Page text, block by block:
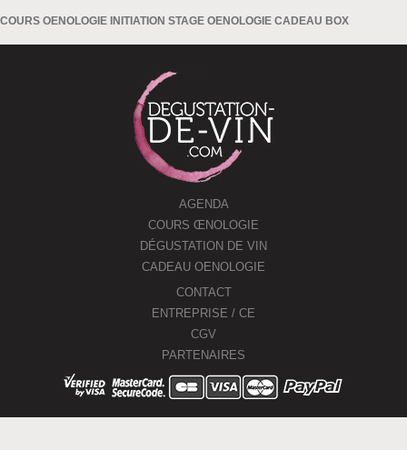
COURS OENOLOGIE INITIATION STAGE OENOLOGIE CADEAU BOX
AGENDA
COURS ŒNOLOGIE
DÉGUSTATION DE VIN
CADEAU OENOLOGIE
CONTACT
ENTREPRISE / CE
CGV
PARTENAIRES